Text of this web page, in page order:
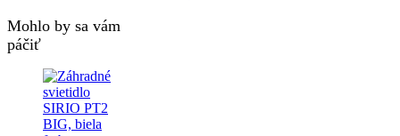
Mohlo by sa vám
páčiť